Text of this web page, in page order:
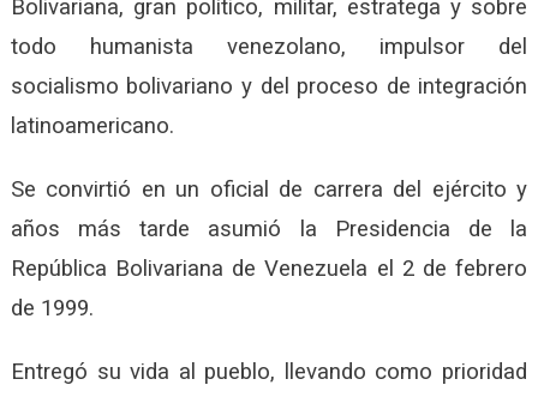
Bolivariana, gran político, militar, estratega y sobre
todo humanista venezolano, impulsor del
socialismo bolivariano y del proceso de integración
latinoamericano.
Se convirtió en un oficial de carrera del ejército y
años más tarde asumió la Presidencia de la
República Bolivariana de Venezuela el 2 de febrero
de 1999.
Entregó su vida al pueblo, llevando como prioridad